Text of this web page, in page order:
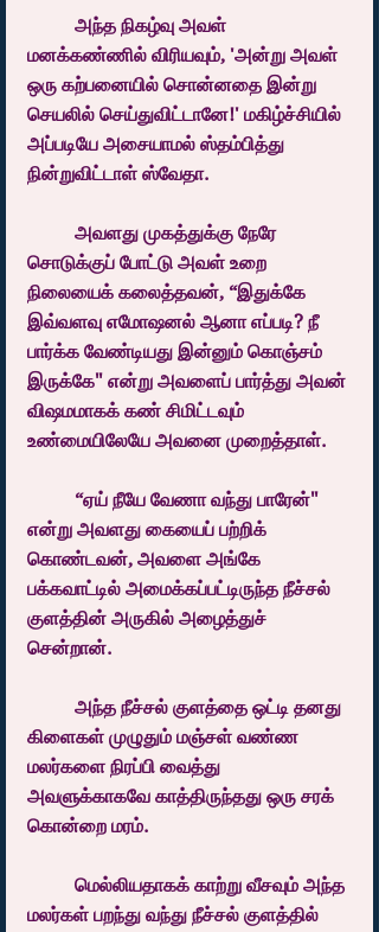
மனக்கண்ணில் விரியவும், 'அன்று அவள்
ஒரு கற்பனையில் சொன்னதை இன்று
செயலில் செய்துவிட்டானே!' மகிழ்ச்சியில்
அப்படியே அசையாமல் ஸ்தம்பித்து
நின்றுவிட்டாள் ஸ்வேதா.
சொடுக்குப் போட்டு அவள் உறை
நிலையைக் கலைத்தவன், “இதுக்கே
இவ்வளவு எமோஷனல் ஆனா எப்படி? நீ
பார்க்க வேண்டியது இன்னும் கொஞ்சம்
இருக்கே" என்று அவளைப் பார்த்து அவன்
விஷமமாகக் கண் சிமிட்டவும்
உண்மையிலேயே அவனை முறைத்தாள்.
என்று அவளது கையைப் பற்றிக்
கொண்டவன், அவளை அங்கே
பக்கவாட்டில் அமைக்கப்பட்டிருந்த நீச்சல்
குளத்தின் அருகில் அழைத்துச்
சென்றான்.
கிளைகள் முழுதும் மஞ்சள் வண்ண
மலர்களை நிரப்பி வைத்து
அவளுக்காகவே காத்திருந்தது ஒரு சரக்
கொன்றை மரம்.
மலர்கள் பறந்து வந்து நீச்சல் குளத்தில்